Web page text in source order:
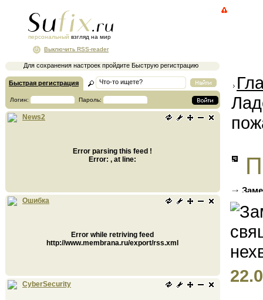
персональный взгляд на мир
Для сохранения настроек пройдите Быструю регистрацию
Выключить RSS-reader
Быстрая регистрация
Логин: Пароль:
News2
Error parsing this feed !
Error: , at line:
Ошибка
Error while retriving feed
http://www.membrana.ru/export/rss.xml
CyberSecurity